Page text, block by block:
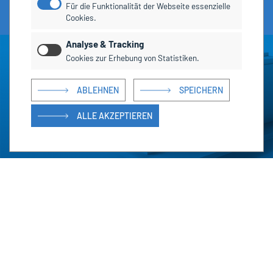
Für die Funktionalität der Webseite essenzielle
Cookies.
Analyse & Tracking
Cookies zur Erhebung von Statistiken.
ABLEHNEN SPEICHERN
ALLE AKZEPTIEREN